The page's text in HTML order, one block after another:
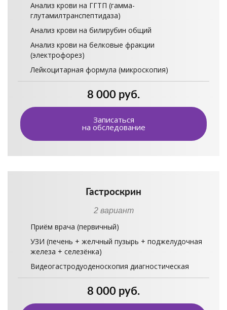
Анализ крови на ГГТП (гамма-
глутамилтранспептидаза)
Анализ крови на билирубин общий
Анализ крови на белковые фракции
(электрофорез)
Лейкоцитарная формула (микроскопия)
8 000 руб.
Записаться
на обследование
Гастроскрин
2 вариант
Приём врача (первичный)
УЗИ (печень + желчный пузырь + поджелудочная
железа + селезёнка)
Видеогастродуоденоскопия диагностическая
8 000 руб.